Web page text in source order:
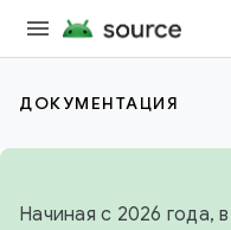
ДОКУМЕНТАЦИЯ
Начиная с 2026 года,